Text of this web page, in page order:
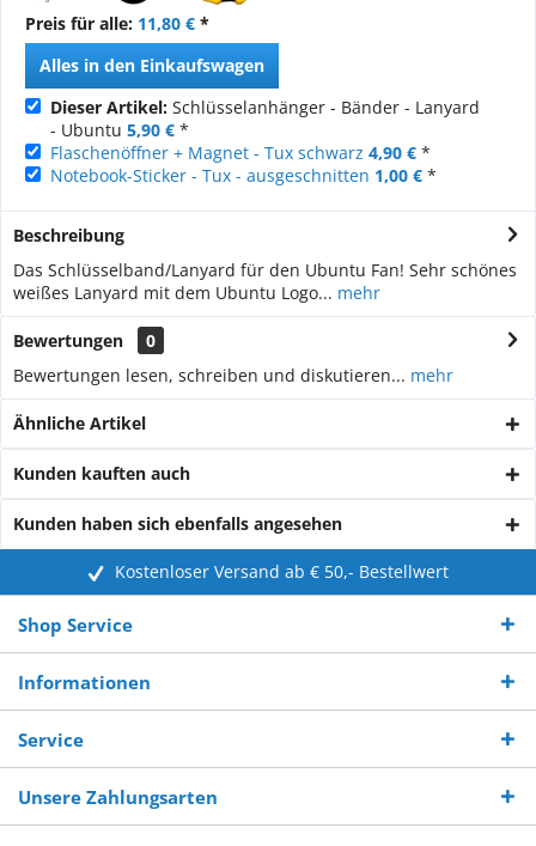
Preis für alle: 11,80 € *
Alles in den Einkaufswagen
Dieser Artikel: Schlüsselanhänger - Bänder - Lanyard
- Ubuntu 5,90 € *
Flaschenöffner + Magnet - Tux schwarz 4,90 € *
Notebook-Sticker - Tux - ausgeschnitten 1,00 € *
Beschreibung
Das Schlüsselband/Lanyard für den Ubuntu Fan! Sehr schönes
weißes Lanyard mit dem Ubuntu Logo... mehr
Bewertungen
0
Bewertungen lesen, schreiben und diskutieren... mehr
Ähnliche Artikel
Kunden kauften auch
Kunden haben sich ebenfalls angesehen
Kostenloser Versand ab € 50,- Bestellwert
Shop Service
Informationen
Service
Unsere Zahlungsarten